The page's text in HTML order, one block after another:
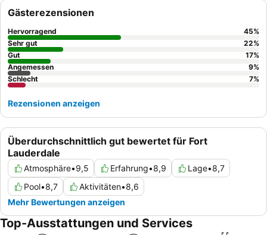
gelobt, was selbst inmitten laufender Renovierungsarbeiten eine
einladende Atmosphäre schafft. Für ein moderneres Erlebnis
sollten Gäste eines der neu renovierten Zimmer anfragen.
Überdurchschnittlich gut bewertet für Fort
Lauderdale
Atmosphäre•9,5 Erfahrung•8,9 Lage•8,7
Pool•8,7 Aktivitäten•8,6
Mehr Bewertungen anzeigen
Gästerezensionen
Hervorragend 45%
Sehr gut
22%
Gut
17%
Angemessen
9%
Schlecht
7%
Rezensionen anzeigen
Top-Ausstattungen und Services